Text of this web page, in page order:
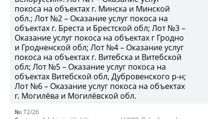
покоса на объектах г. Минска и Минской
обл.; Лот №2 – Оказание услуг покоса на
объектах г. Бреста и Брестской обл; Лот №3 –
Оказание услуг покоса на объектах г Гродно
и Гродненской обл; Лот №4 – Оказание услуг
покоса на объектах г. Витебска и Витебской
обл; Лот №5 – Оказание услуг покоса на
объектах Витебской обл, Дубровенского р-н;
Лот №6 – Оказание услуг покоса на объектах
г. Могилёва и Могилёвской обл.
№: T2/26